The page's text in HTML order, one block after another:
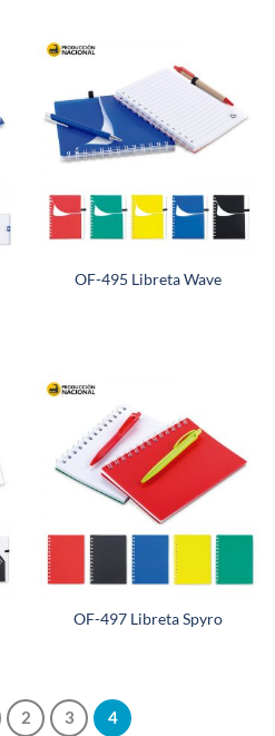
OF-495 Libreta Wave
OF-497 Libreta Spyro
2 3 4